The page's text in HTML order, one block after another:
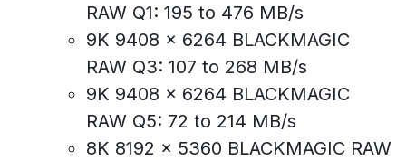
RAW Q1: 195 to 476 MB/s
9K 9408 x 6264 BLACKMAGIC
RAW Q3: 107 to 268 MB/s
9K 9408 x 6264 BLACKMAGIC
RAW Q5: 72 to 214 MB/s
8K 8192 x 5360 BLACKMAGIC RAW